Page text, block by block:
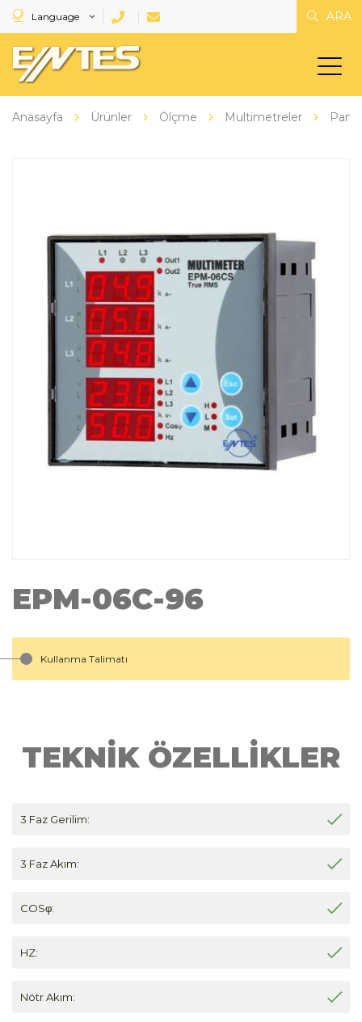
Language ARA
Anasayfa Ürünler Ölçme Multimetreler
EPM-06C-96
Kullanma Talimatı
TEKNİK ÖZELLİKLER
3 Faz Gerilim:
3 Faz Akım:
COSφ:
HZ:
Nötr Akım: